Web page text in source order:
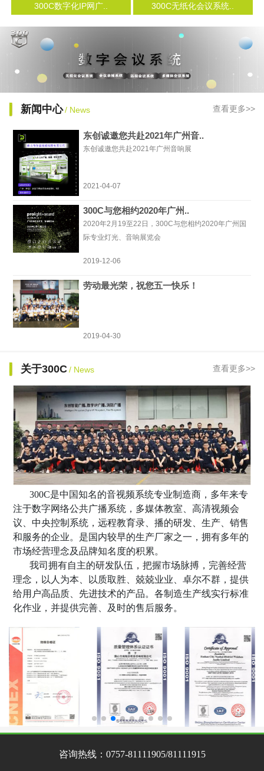
300C数字化IP网广.. 300C无纸化会议系统..
新闻中心 / News 查看更多>>
东创诚邀您共赴2021年广州音..
东创诚邀您共赴2021年广州音响展
2021-04-07
300C与您相约2020年广州..
2020年2月19至22日，300C与您相约2020年广州国
际专业灯光、音响展览会
2019-12-06
劳动最光荣，祝您五一快乐！
2019-04-30
关于300C / News 查看更多>>
300C是中国知名的音视频系统专业制造商，多年来专
注于数字网络公共广播系统，多媒体教室、高清视频会
议、中央控制系统，远程教育录 、播的研发、生产、销售
和服务的企业。是国内较早的生产厂家之一，拥有多年的
市场经营理念及品牌知名度的积累。
我司拥有自主的研发队伍，把握市场脉搏，完善经营
理念，以人为本、以质取胜、兢兢业业、卓尔不群，提供
给用户高品质、先进技术的产品。各制造生产线实行标准
化作业，并提供完善、及时的售后服务。
咨询热线： 0757-81111905/81111915